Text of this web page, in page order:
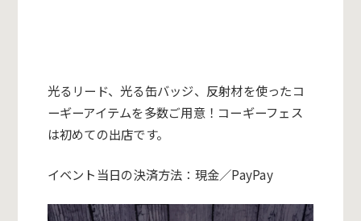
光るリード、光る缶バッジ、反射材を使ったコ
ーギーアイテムを多数ご用意！コーギーフェス
は初めての出店です。
イベント当日の決済方法： 現金／PayPay